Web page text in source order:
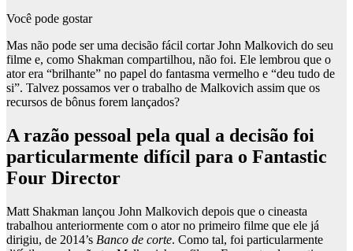
Você pode gostar
Mas não pode ser uma decisão fácil cortar John Malkovich do seu
filme e, como Shakman compartilhou, não foi. Ele lembrou que o
ator era “brilhante” no papel do fantasma vermelho e “deu tudo de
si”. Talvez possamos ver o trabalho de Malkovich assim que os
recursos de bônus forem lançados?
A razão pessoal pela qual a decisão foi
particularmente difícil para o Fantastic
Four Director
Matt Shakman lançou John Malkovich depois que o cineasta
trabalhou anteriormente com o ator no primeiro filme que ele já
dirigiu, de 2014’s Banco de corte. Como tal, foi particularmente